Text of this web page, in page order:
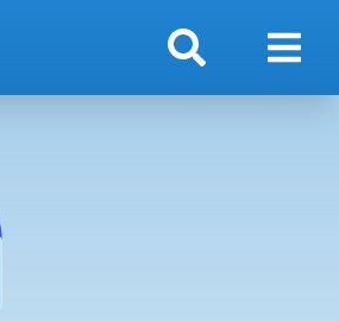
搜索 顯示